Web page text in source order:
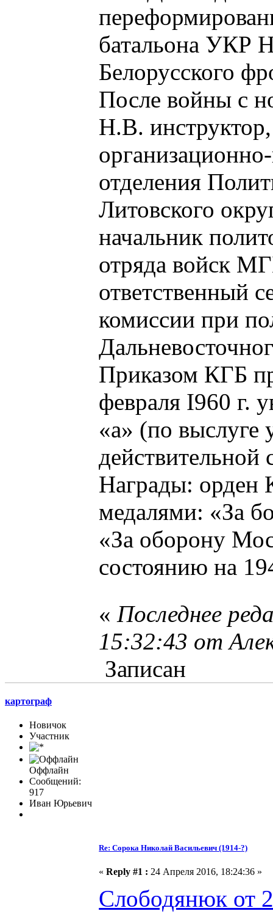
батальона УКР
Белорусского
После войны с
Н.В.
отделения
Литовского
начальник
отряда войск
ответственный
комиссии при
Приказом КГБ
февраля I960 г.
«а» (по выслуге
Награды: орден
медалями: «За
«За оборону
состоянию на
« Последнее
15:32:43 от
Записан
картограф
Новичок
Участник
Оффлайн
Сообщений:
917
Иван Юрьевич
Re: Сорока Николай Васильевич (1914-?)
«Reply #1 : 24 Апреля 2016, 18:24:36 »
Слободянюк от